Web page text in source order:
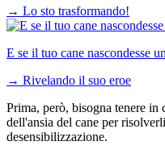
→ Lo sto trasformando!
E se il tuo cane nascondesse
→ Rivelando il suo eroe
Prima, però, bisogna tenere in
dell'ansia del cane per
desensibilizzazione.